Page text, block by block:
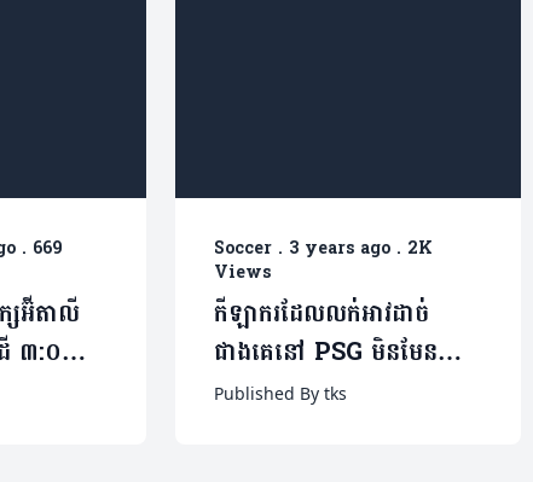
. 669
សអ៊ីតាលី
៣:០
បាន
Soccer . 3 years ago . 2K
Views
កីឡាករដែលលក់អាវដាច់
ជាងគេនៅ PSG មិនមែន
Mbappe ប៉ុន្តែជាខ្សែបម្រើ
Published By tks